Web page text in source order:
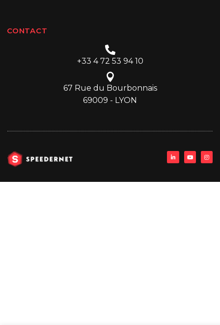
CONTACT
+33 4 72 53 94 10
67 Rue du Bourbonnais
69009 - LYON